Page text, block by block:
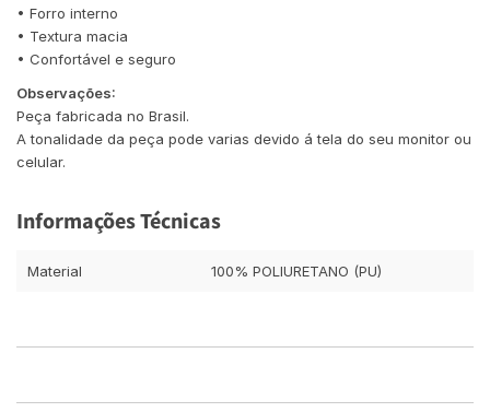
• Forro interno
• Textura macia
• Confortável e seguro
Observações:
Peça fabricada no Brasil.
A tonalidade da peça pode varias devido á tela do seu monitor ou
celular.
Informações Técnicas
Material 100% POLIURETANO (PU)